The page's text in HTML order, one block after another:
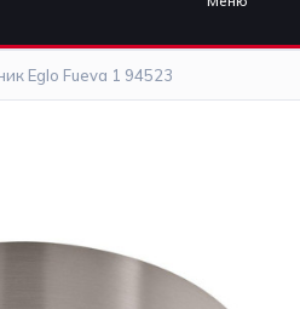
Eglo Fueva 1 94523